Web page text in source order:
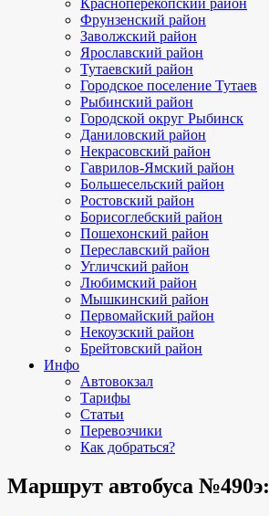
Красноперекопский район
Фрунзенский район
Заволжский район
Ярославский район
Тутаевский район
Городское поселение Тутаев
Рыбинский район
Городской округ Рыбинск
Даниловский район
Некрасовский район
Гаврилов-Ямский район
Большесельский район
Ростовский район
Борисоглебский район
Пошехонский район
Переславский район
Угличский район
Любимский район
Мышкинский район
Первомайский район
Некоузский район
Брейтовский район
Инфо
Автовокзал
Тарифы
Статьи
Перевозчики
Как добраться?
Маршрут автобуса №490э: